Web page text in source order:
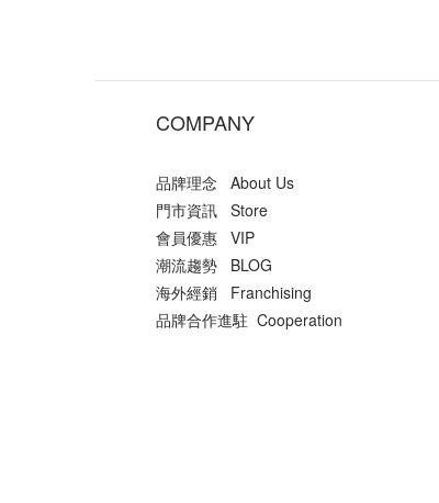
COMPANY
品牌理念 About Us
門市資訊 Store
會員優惠 VIP
潮流趨勢 BLOG
海外經銷 Franchising
品牌合作進駐 Cooperation